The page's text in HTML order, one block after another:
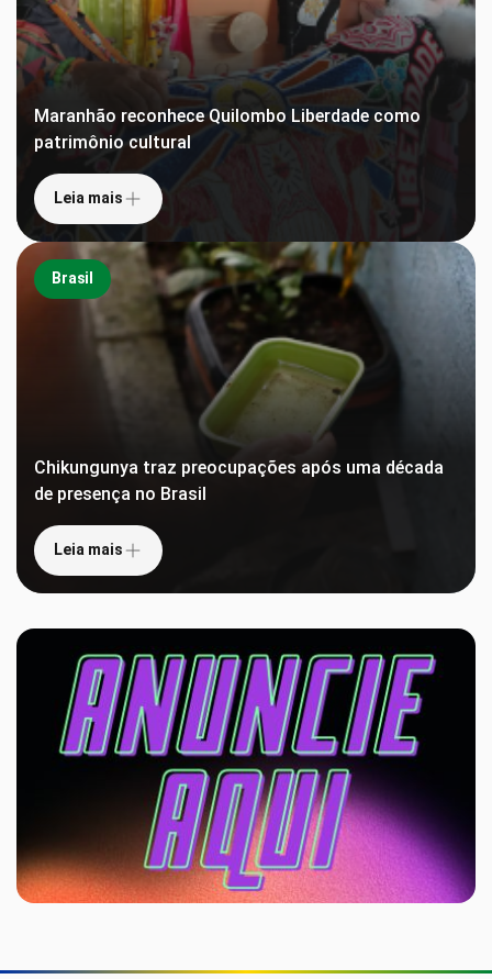
Maranhão reconhece Quilombo Liberdade como
patrimônio cultural
Leia mais
Brasil
Chikungunya traz preocupações após uma década
de presença no Brasil
Leia mais